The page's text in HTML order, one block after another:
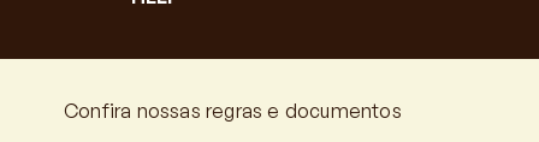
Confira nossas regras e documentos